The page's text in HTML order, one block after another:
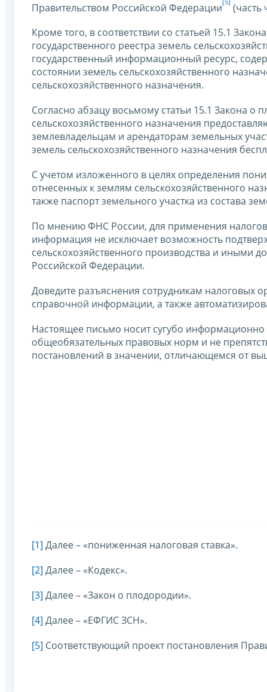
Правительством Российской Федерации
(часть
Кроме того, в соответствии со статьей 15.1
государственного реестра земель
государственный информационный ресурс,
состоянии земель сельскохозяйственного
сельскохозяйственного назначения.
Согласно абзацу восьмому статьи 15.1 Закона о
сельскохозяйственного назначения
землевладельцам и арендаторам земельных
земель сельскохозяйственного назначения
С учетом изложенного в целях определения
отнесенных к землям сельскохозяйственного
также паспорт земельного участка из состава
По мнению ФНС России, для применения
информация не исключает возможность
сельскохозяйственного производства и иными
Российской Федерации.
Доведите разъяснения сотрудникам налоговых
справочной информации, а также
Настоящее письмо носит сугубо
общеобязательных правовых норм и не
постановлений в значении, отличающемся от
[1] Далее – «пониженная налоговая ставка».
[2] Далее – «Кодекс».
[3] Далее – «Закон о плодородии».
[4] Далее – «ЕФГИС ЗСН».
[5] Соответствующий проект постановления